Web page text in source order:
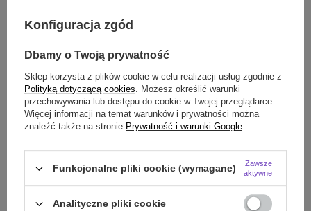
odbioru
Smile - dostawy ze sklepów internetowych przy zamówieniu od
Więcej informacji.
OPIS
OPINIE (0)
Konfiguracja zgód
Dbamy o Twoją prywatność
Sklep korzysta z plików cookie w celu realizacji usług zgodnie z
Polityką dotyczącą cookies. Możesz określić warunki
przechowywania lub dostępu do cookie w Twojej przeglądarce.
Więcej informacji na temat warunków i prywatności można
znaleźć także na stronie Prywatność i warunki Google.
Funkcjonalne pliki cookie (wymagane)
Zawsze
aktywne
Analityczne pliki cookie